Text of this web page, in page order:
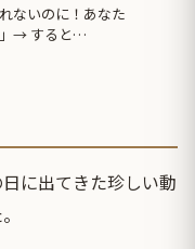
ないのに！あなた
」→ すると…
に出てきた珍しい動